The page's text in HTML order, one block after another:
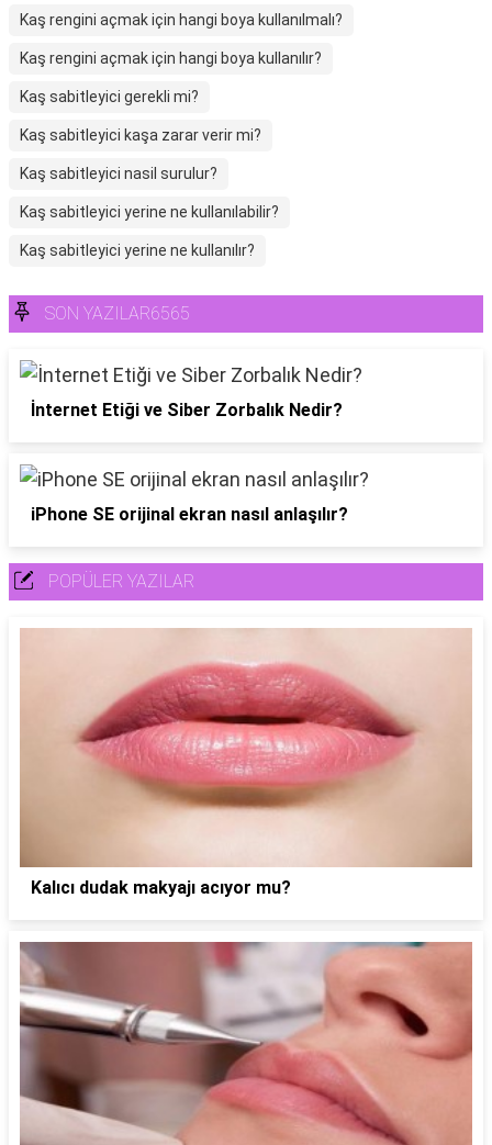
Kaş rengini açmak için hangi boya kullanılmalı?
Kaş rengini açmak için hangi boya kullanılır?
Kaş sabitleyici gerekli mi?
Kaş sabitleyici kaşa zarar verir mi?
Kaş sabitleyici nasil surulur?
Kaş sabitleyici yerine ne kullanılabilir?
Kaş sabitleyici yerine ne kullanılır?
SON YAZILAR6565
İnternet Etiği ve Siber Zorbalık Nedir?
iPhone SE orijinal ekran nasıl anlaşılır?
POPÜLER YAZILAR
Kalıcı dudak makyajı acıyor mu?